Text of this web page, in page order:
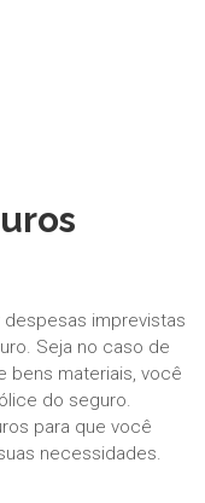
imprevistas
Seja no caso de
bens materiais, você
do seguro.
para que você
necessidades.